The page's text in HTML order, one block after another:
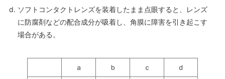
ソフトコンタクトレンズを装着したまま点眼すると、レンズ
に防腐剤などの配合成分が吸着し、角膜に障害を引き起こす
場合がある。
ａ ｂ ｃ ｄ